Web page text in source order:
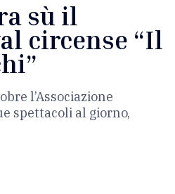
sù il
circense “Il
l’Associazione
spettacoli al giorno,